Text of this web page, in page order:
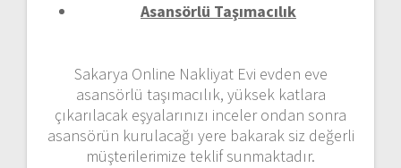
Asansörlü Taşımacılık
Sakarya Online Nakliyat Evi evden eve
asansörlü taşımacılık, yüksek katlara
çıkarılacak eşyalarınızı inceler ondan sonra
asansörün kurulacağı yere bakarak siz değerli
müşterilerimize teklif sunmaktadır.